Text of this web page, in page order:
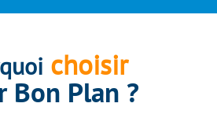
choisir
Bon Plan ?